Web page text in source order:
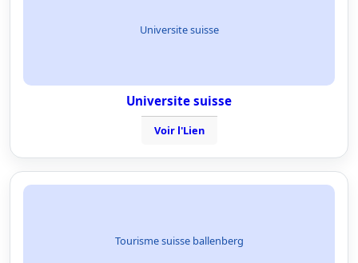
Universite suisse
Universite suisse
Voir l'Lien
Tourisme suisse ballenberg